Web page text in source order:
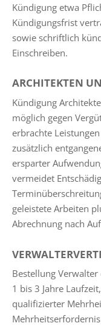
Kündigung etwa
Kündigungsfrist
sowie schriftlich
Einschreiben.
ARCHITEKTEN
Kündigung
möglich gegen
erbrachte
zusätzlich
ersparter
vermeidet
geleistete Arbeiten
Abrechnung nach
Bestellung
1 bis 3 Jahre
qualifizierter